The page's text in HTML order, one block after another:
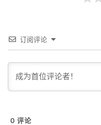
订阅评论
0 评论